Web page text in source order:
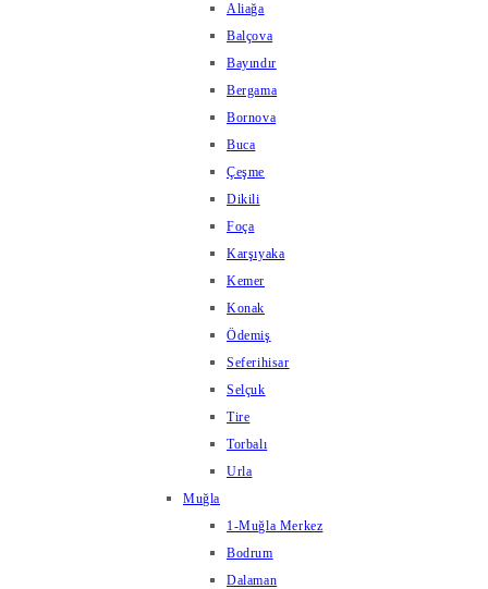
Aliağa
Balçova
Bayındır
Bergama
Bornova
Buca
Çeşme
Dikili
Foça
Karşıyaka
Kemer
Konak
Ödemiş
Seferihisar
Selçuk
Tire
Torbalı
Urla
Muğla
1-Muğla Merkez
Bodrum
Dalaman